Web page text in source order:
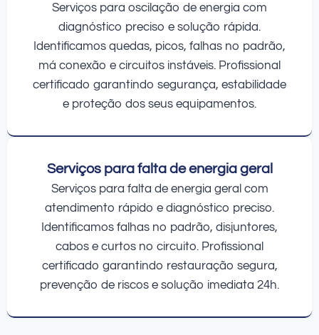
Serviços para oscilação de energia com
diagnóstico preciso e solução rápida.
Identificamos quedas, picos, falhas no padrão,
má conexão e circuitos instáveis. Profissional
certificado garantindo segurança, estabilidade
e proteção dos seus equipamentos.
Serviços para falta de energia geral
Serviços para falta de energia geral com
atendimento rápido e diagnóstico preciso.
Identificamos falhas no padrão, disjuntores,
cabos e curtos no circuito. Profissional
certificado garantindo restauração segura,
prevenção de riscos e solução imediata 24h.